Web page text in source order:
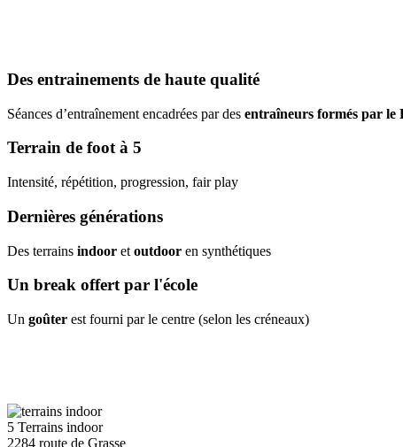
Des entrainements de haute qualité
Séances d’entraînement encadrées par des entraîneurs formés par le
Terrain de foot à 5
Intensité, répétition, progression, fair play
Dernières générations
Des terrains indoor et outdoor en synthétiques
Un break offert par l'école
Un goûter est fourni par le centre (selon les créneaux)
5 Terrains indoor
2284 route de Grasse